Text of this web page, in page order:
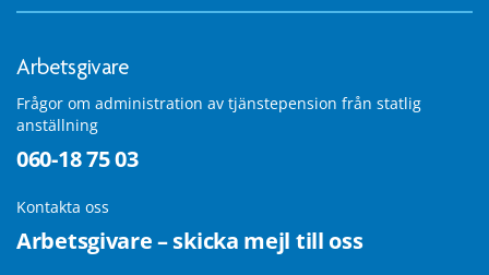
Arbetsgivare
Frågor om administration av tjänstepension från statlig
anställning
060-18 75 03
Kontakta oss
Arbetsgivare – skicka mejl till oss